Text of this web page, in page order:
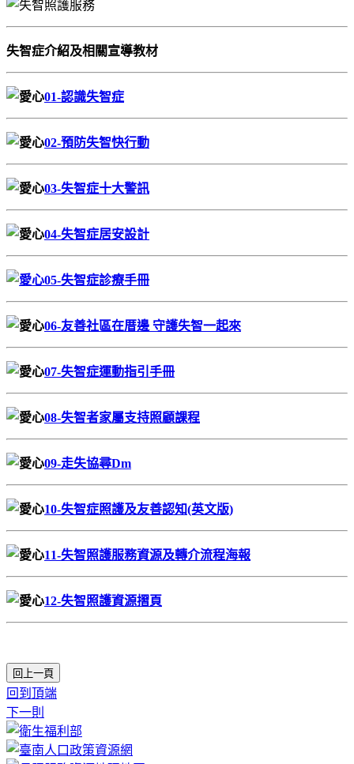
失智症介紹及相關宣導教材
01-認識失智症
02-預防失智快行動
03-失智症十大警訊
04-失智症居安設計
05-失智症診療手冊
06-友善社區在厝邊 守護失智一起來
07-失智症運動指引手冊
08-失智者家屬支持照顧課程
09-走失協尋Dm
10-失智症照護及友善認知(英文版)
11-失智照護服務資源及轉介流程海報
12-失智照護資源摺頁
回上一頁
回到頂端
下一則